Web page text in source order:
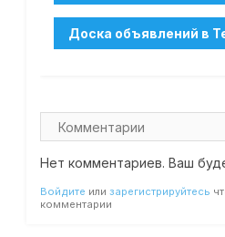
Нет комментариев. Ваш
Войдите или зарегистрируйтесь
комментарии